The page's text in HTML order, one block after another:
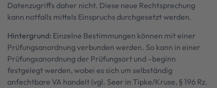
Datenzugriffs daher nicht. Diese neue Rechtsprechung
kann notfalls mittels Einspruchs durchgesetzt werden.
Hintergrund: Einzelne Bestimmungen können mit einer
Prüfungsanordnung verbunden werden. So kann in einer
Prüfungsanordnung der Prüfungsort und –beginn
festgelegt werden, wobei es sich um selbständig
anfechtbare VA handelt (vgl. Seer in Tipke/Kruse, § 196 Rz.